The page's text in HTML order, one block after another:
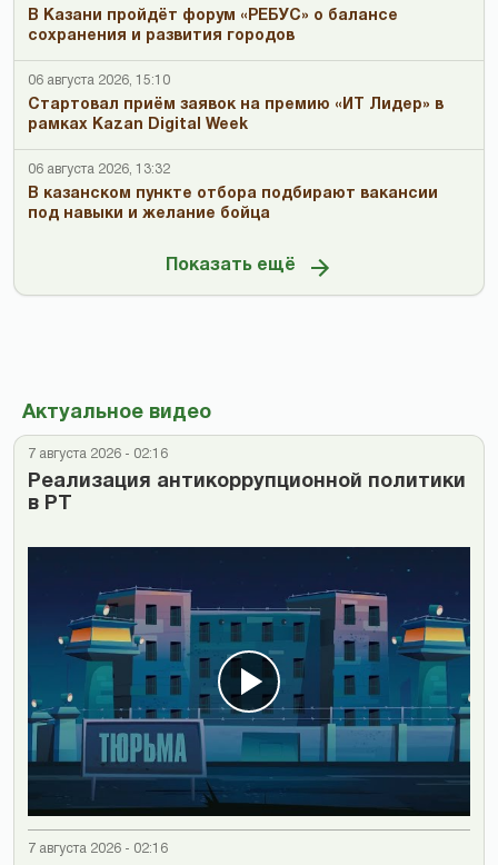
В Казани пройдёт форум «РЕБУС» о балансе
сохранения и развития городов
06 августа 2026, 15:10
Стартовал приём заявок на премию «ИТ Лидер» в
рамках Kazan Digital Week
06 августа 2026, 13:32
В казанском пункте отбора подбирают вакансии
под навыки и желание бойца
Показать ещё
Актуальное видео
7 августа 2026 - 02:16
Реализация антикоррупционной политики
в РТ
7 августа 2026 - 02:16